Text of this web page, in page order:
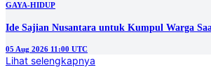
GAYA-HIDUP
Ide Sajian Nusantara untuk Kumpul Warga
05 Aug 2026 11:00 UTC
Lihat selengkapnya